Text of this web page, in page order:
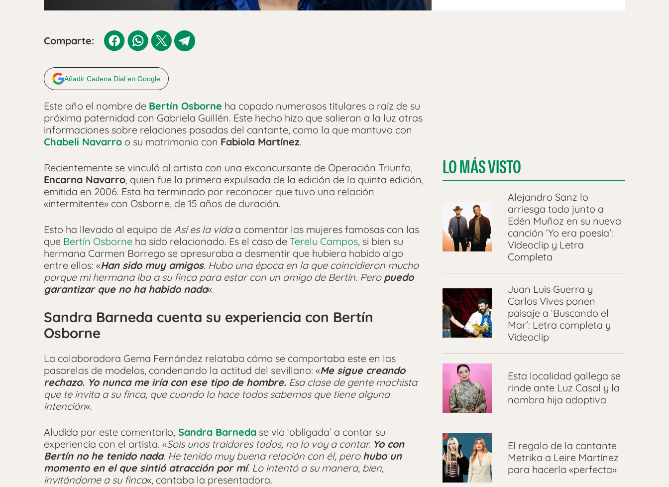
Comparte:
Añadir Cadena Dial en Google
Este año el nombre de Bertín Osborne ha copado numerosos titulares a raíz de su
próxima paternidad con Gabriela Guillén. Este hecho hizo que salieran a la luz otras
informaciones sobre relaciones pasadas del cantante, como la que mantuvo con
Chabeli Navarro o su matrimonio con Fabiola Martínez.
Recientemente se vinculó al artista con una exconcursante de Operación Triunfo,
Encarna Navarro, quien fue la primera expulsada de la edición de la quinta edición,
emitida en 2006. Esta ha terminado por reconocer que tuvo una relación
«intermitente» con Osborne, de 15 años de duración.
Esto ha llevado al equipo de Así es la vidaa comentar las mujeres famosas con las
que Bertín Osborne ha sido relacionado. Es el caso de Terelu Campos, si bien su
hermana Carmen Borrego se apresuraba a desmentir que hubiera habido algo
entre ellos: «Han sido muy amigos. Hubo una época en la que coincidieron mucho
porque mi hermana iba a su finca para estar con un amigo de Bertín. Pero puedo
garantizar que no ha habido nada«.
Sandra Barneda cuenta su experiencia con Bertín
Osborne
La colaboradora Gema Fernández relataba cómo se comportaba este en las
pasarelas de modelos, condenando la actitud del sevillano: «Me sigue creando
rechazo. Yo nunca me iría con ese tipo de hombre. Esa clase de gente machista
que te invita a su finca, que cuando lo hace todos sabemos que tiene alguna
intención«.
Aludida por este comentario, Sandra Barneda se vio ‘obligada’ a contar su
experiencia con el artista. «Sois unos traidores todos, no lo voy a contar. Yo con
Bertín no he tenido nada. He tenido muy buena relación con él, pero hubo un
momento en el que sintió atracción por mí. Lo intentó a su manera, bien,
invitándome a su finca«, contaba la presentadora.
LO MÁS VISTO
Alejandro Sanz lo
arriesga todo junto a
Edén Muñoz en su nueva
canción ‘Yo era poesía’:
Videoclip y Letra
Completa
Juan Luis Guerra y
Carlos Vives ponen
paisaje a ‘Buscando el
Mar’: Letra completa y
Videoclip
Esta localidad gallega se
rinde ante Luz Casal y la
nombra hija adoptiva
El regalo de la cantante
Metrika a Leire Martínez
para hacerla «perfecta»